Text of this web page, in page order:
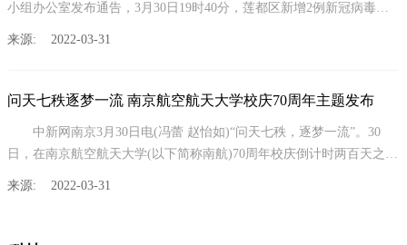
小组办公室发布通告，3月30日19时40分，莲都区新增2例新冠病毒无
症状感染者
来源: 2022-03-31
问天七秩逐梦一流 南京航空航天大学校庆70周年主题发布
中新网南京3月30日电(冯蕾 赵怡如)“问天七秩，逐梦一流”。30
日，在南京航空航天大学(以下简称南航)70周年校庆倒计时两百天之
际，该
来源: 2022-03-31